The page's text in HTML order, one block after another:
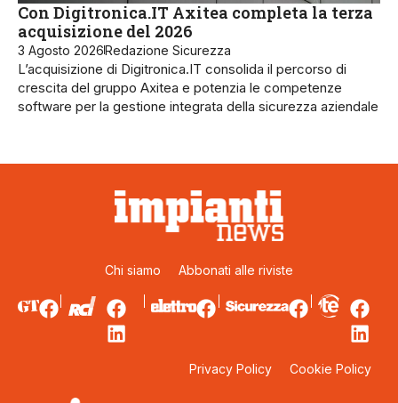
Con Digitronica.IT Axitea completa la terza
acquisizione del 2026
3 Agosto 2026Redazione Sicurezza
L’acquisizione di Digitronica.IT consolida il percorso di
crescita del gruppo Axitea e potenzia le competenze
software per la gestione integrata della sicurezza aziendale
Chi siamo Abbonati alle riviste
Privacy Policy Cookie Policy